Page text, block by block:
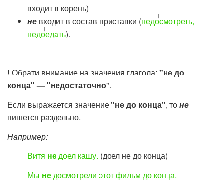
входит в корень)
не входит в состав приставки (недосмотреть,
недоедать).
! Обрати внимание на значения глагола: "не до
конца" — "недостаточно".
Если выражается значение"не до конца", тоне
пишется раздельно.
Например:
Витя недоел кашу. (доел не до конца)
Мы недосмотрели этот фильм до конца.